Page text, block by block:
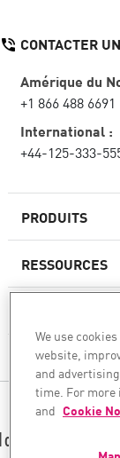
PRODUITS
Pare-feux de
Sécurité
WAF
RESSOURCES
CHECK POINT
CONTACTER
Amérique du
+1 866 488 6691
International :
+44-125-333-
We use
website,
and
time. For more
and Cookie